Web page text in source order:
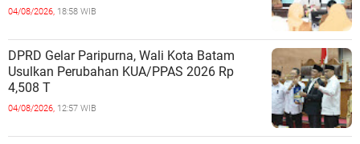
04/08/2026, 18:58 WIB
DPRD Gelar Paripurna, Wali Kota Batam
Usulkan Perubahan KUA/PPAS 2026 Rp
4,508 T
04/08/2026, 12:57 WIB